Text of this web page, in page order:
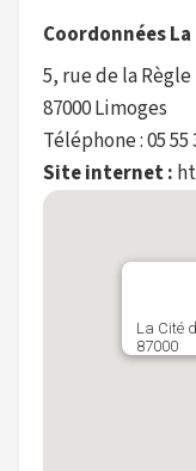
Coordonnées
5, rue de la Règle
87000 Limoges
Téléphone : 05 55
Site internet :
La Cité
87000